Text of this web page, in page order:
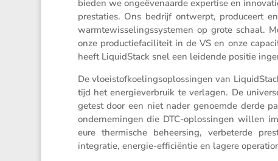
bieden we ongeë­ve­naarde exper­tise en
presta­ties. Ons bedrijf ontwerpt, produ­ceert
warmte­wis­se­lings­sys­temen op grote schaal.
onze produc­tie­fa­ci­li­teit in de VS en onze
heeft LiquidStack snel een leidende positie
De vloei­stof­koe­lings­op­los­singen van
tijd het energie­ver­bruik te verlagen. De
getest door een niet nader genoemde derde
onder­ne­mingen die DTC-oplos­singen willen
eure thermi­sche beheer­sing, verbe­terde
integratie, energie-effici­ëntie en lagere